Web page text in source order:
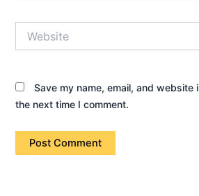
Save my name, email, and website
the next time I comment.